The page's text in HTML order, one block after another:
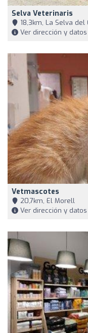
Selva Veterinaris
18,3km, La Selva del
Ver dirección y
Vetmascotes
20,7km, El Morell
Ver dirección y